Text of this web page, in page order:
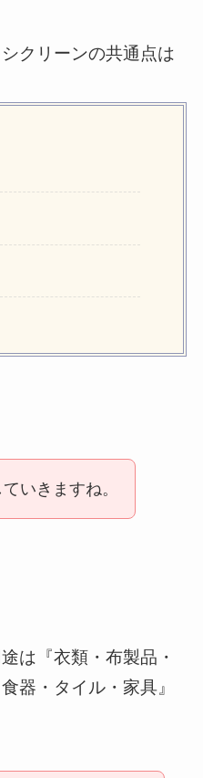
クリーンの共通点は
いきますね。
は『衣類・布製品・
器・タイル・家具』